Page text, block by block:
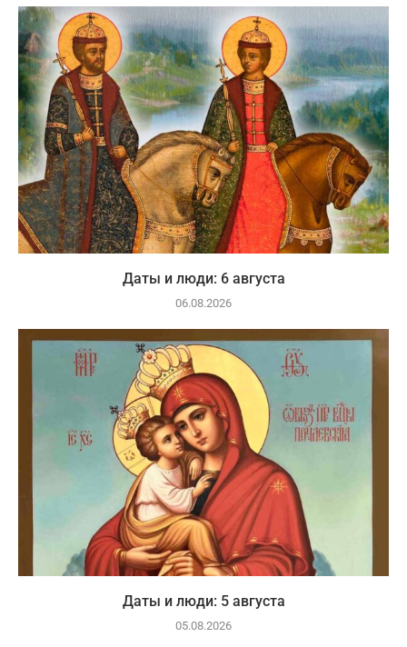
Даты и люди: 6 августа
06.08.2026
Даты и люди: 5 августа
05.08.2026